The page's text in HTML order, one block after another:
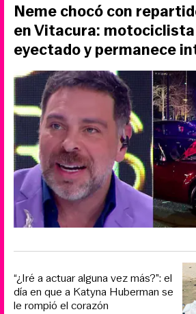
Neme chocó con
en Vitacura:
eyectado y permanece
“¿Iré a actuar alguna vez más?”: el
día en que a Katyna Huberman se
le rompió el corazón